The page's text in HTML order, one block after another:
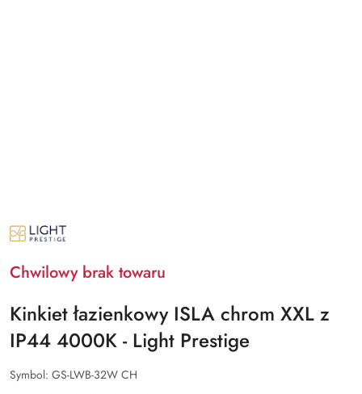
NAZWA
PRODUCENTA:
PRESTIGE
Chwilowy brak towaru
Kinkiet łazienkowy ISLA chrom XXL z
IP44 4000K - Light Prestige
Symbol: GS-LWB-32W CH